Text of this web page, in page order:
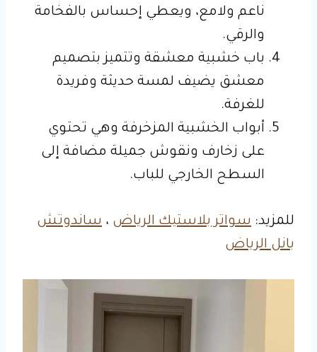
ناعم ولامع، ويعطي إحساس بالفخامة
والرقي.
باب خشبية معشقة وتتميز بتصميم
معشق يضيف لمسة حديثة وفريدة
للغرفة.
أبواب الخشبية المزخرفة وهي تحتوي
على زخارف ونقوش جميلة مضافة إلى
السطح الخارجي للباب.
للمزيد: سواتر بلاستيك الرياض ، ساندوتش
بانل الرياض